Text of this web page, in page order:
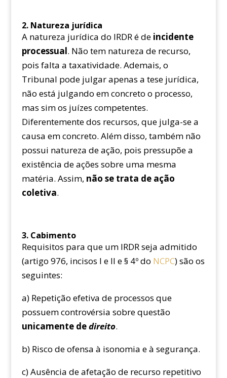
2. Natureza jurídica
A natureza jurídica do IRDR é de incidente
processual. Não tem natureza de recurso,
pois falta a taxatividade. Ademais, o
Tribunal pode julgar apenas a tese jurídica,
não está julgando em concreto o processo,
mas sim os juízes competentes.
Diferentemente dos recursos, que julga-se a
causa em concreto. Além disso, também não
possui natureza de ação, pois pressupõe a
existência de ações sobre uma mesma
matéria. Assim, não se trata de ação
coletiva.
3. Cabimento
Requisitos para que um IRDR seja admitido
(artigo 976, incisos I e II e § 4º do NCPC) são os
seguintes:
a) Repetição efetiva de processos que
possuem controvérsia sobre questão
unicamente dedireito.
b) Risco de ofensa à isonomia e à segurança.
c) Ausência de afetação de recurso repetitivo